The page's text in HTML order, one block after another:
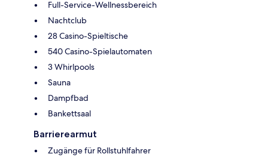
Full-Service-Wellnessbereich
Nachtclub
28 Casino-Spieltische
540 Casino-Spielautomaten
3 Whirlpools
Sauna
Dampfbad
Bankettsaal
Barrierearmut
Zugänge für Rollstuhlfahrer